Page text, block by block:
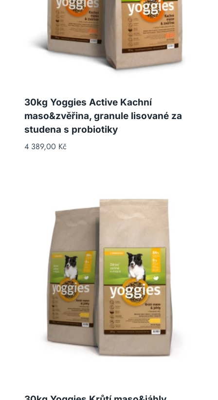
30kg Yoggies Active Kachní
maso&zvěřina, granule lisované za
studena s probiotiky
4 389,00 Kč